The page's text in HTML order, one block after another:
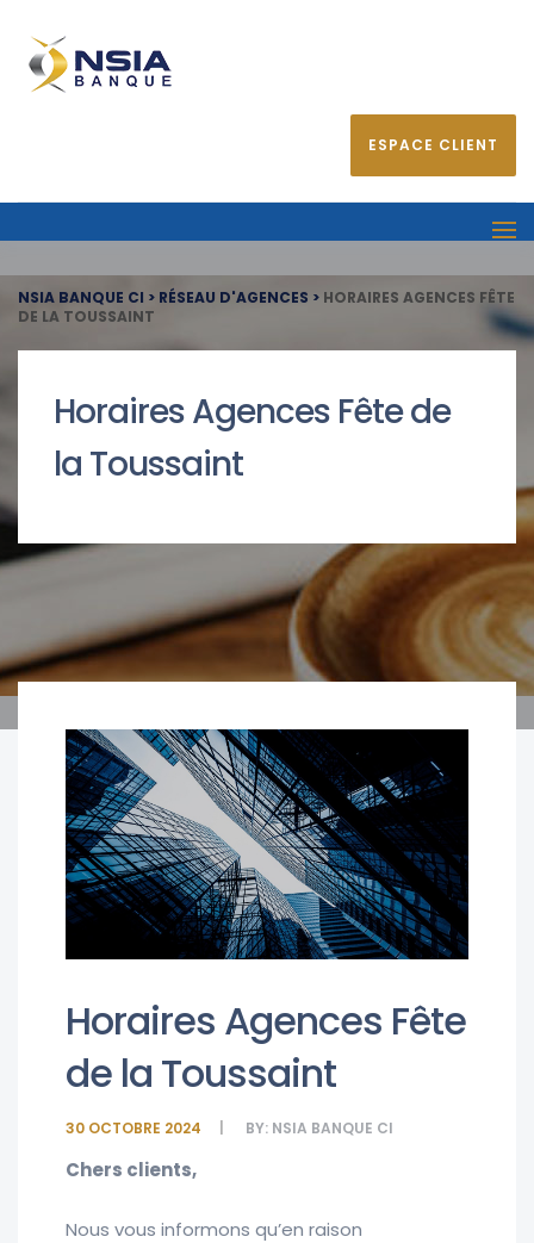
ESPACE CLIENT
NSIA BANQUE CI > RÉSEAU D'AGENCES > HORAIRES AGENCES FÊTE
DE LA TOUSSAINT
Horaires Agences Fête de
la Toussaint
Horaires Agences Fête
de la Toussaint
30 OCTOBRE 2024 BY: NSIA BANQUE CI
Chers clients,
Nous vous informons qu’en raison